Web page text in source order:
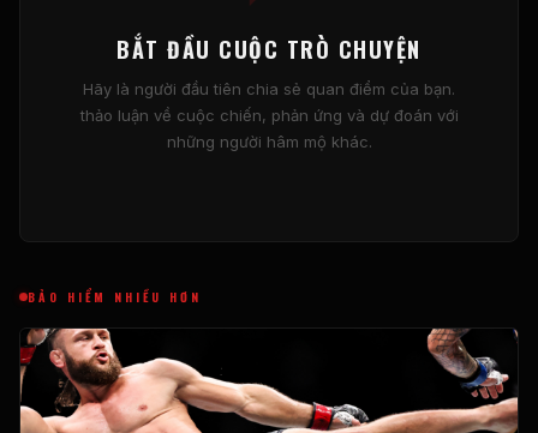
BẮT ĐẦU CUỘC TRÒ CHUYỆN
Hãy là người đầu tiên chia sẻ quan điểm của bạn.
thảo luận về cuộc chiến, phản ứng và dự đoán với
những người hâm mộ khác.
BẢO HIỂM NHIỀU HƠN